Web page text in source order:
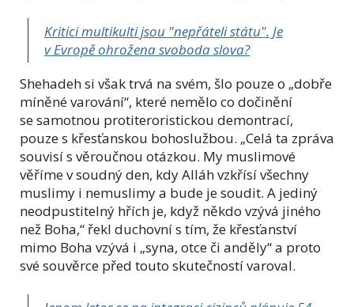
Kritici multikulti jsou "nepřáteli státu". Je
v Evropě ohrožena svoboda slova?
Shehadeh si však trvá na svém, šlo pouze o „dobře
míněné varování“, které nemělo co dočinění
se samotnou protiteroristickou demontrací,
pouze s křesťanskou bohoslužbou. „Celá ta zpráva
souvisí s věroučnou otázkou. My muslimové
věříme v soudný den, kdy Alláh vzkřísí všechny
muslimy i nemuslimy a bude je soudit. A jediný
neodpustitelný hřích je, když někdo vzývá jiného
než Boha,“ řekl duchovní s tím, že křesťanství
mimo Boha vzývá i „syna, otce či anděly“ a proto
své souvěrce před touto skutečností varoval.